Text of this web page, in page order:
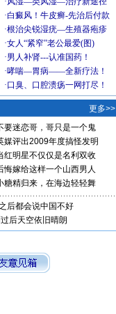
更多>>
要迷恋哥，哥只是一个鬼
媒评出2009年度搞怪发明
红明星不仅仅是名利双收
悔嫁给这样一个山西男人
糖精归来，在海边轻轻舞
后都会说中国不好
后天空依旧晴朗